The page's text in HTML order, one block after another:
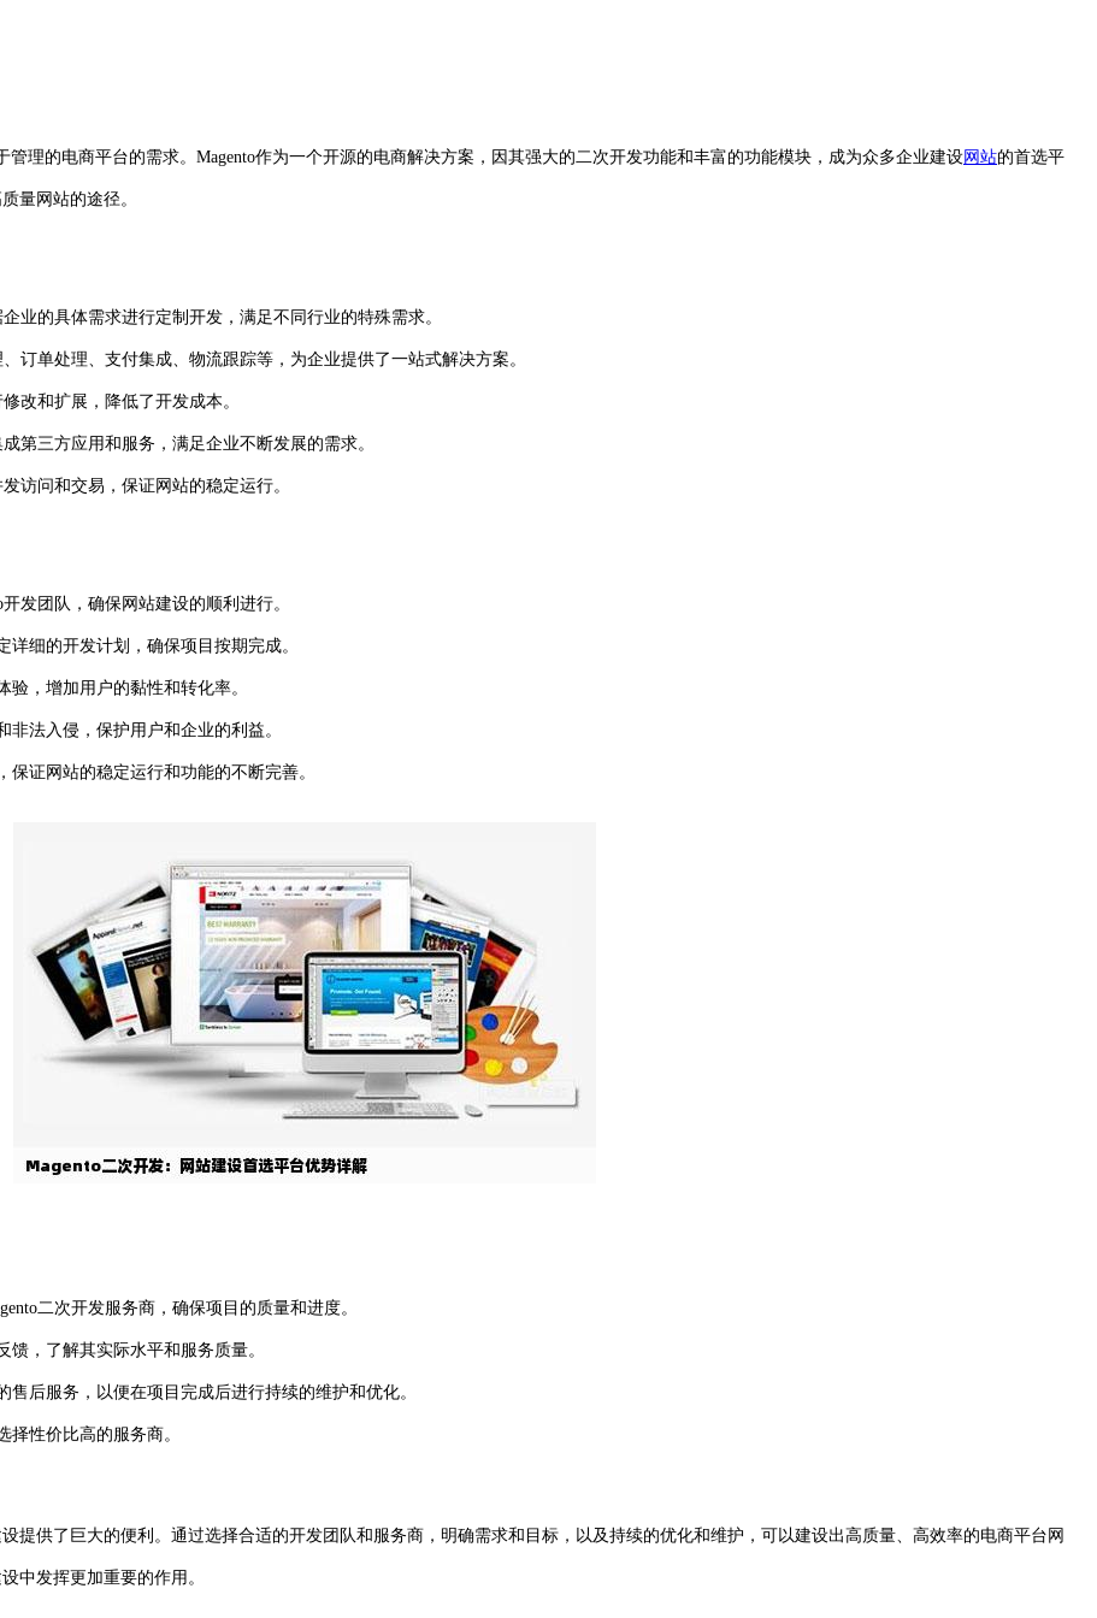
的电商平台的需求。Magento作为一个开源的电商解决方案，因其强大的二次开发功能和丰富的功能模块，成为众多企业建设网站的首选平
量网站的途径。
业的具体需求进行定制开发，满足不同行业的特殊需求。
单处理、支付集成、物流跟踪等，为企业提供了一站式解决方案。
改和扩展，降低了开发成本。
三方应用和服务，满足企业不断发展的需求。
问和交易，保证网站的稳定运行。
发团队，确保网站建设的顺利进行。
细的开发计划，确保项目按期完成。
，增加用户的黏性和转化率。
法入侵，保护用户和企业的利益。
证网站的稳定运行和功能的不断完善。
二次开发服务商，确保项目的质量和进度。
，了解其实际水平和服务质量。
后服务，以便在项目完成后进行持续的维护和优化。
性价比高的服务商。
供了巨大的便利。通过选择合适的开发团队和服务商，明确需求和目标，以及持续的优化和维护，可以建设出高质量、高效率的电商平台网
中发挥更加重要的作用。